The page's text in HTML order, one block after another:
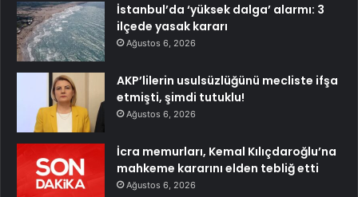
İstanbul’da ‘yüksek dalga’ alarmı: 3
ilçede yasak kararı
Ağustos 6, 2026
AKP’lilerin usulsüzlüğünü mecliste ifşa
etmişti, şimdi tutuklu!
Ağustos 6, 2026
İcra memurları, Kemal Kılıçdaroğlu’na
mahkeme kararını elden tebliğ etti
Ağustos 6, 2026